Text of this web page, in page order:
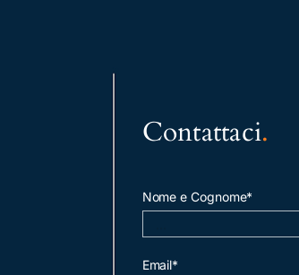
Contattaci.
Nome e Cognome*
Email*